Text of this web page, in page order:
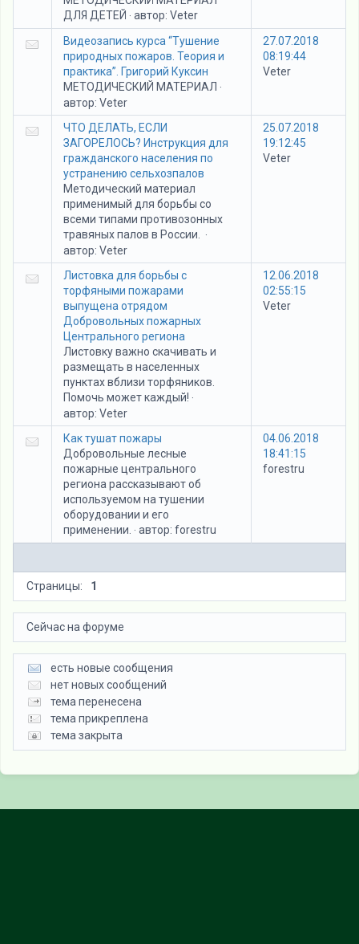
ДЛЯ ДЕТЕЙ · автор: Veter
Видеозапись курса “Тушение
природных пожаров. Теория и
практика”. Григорий Куксин
МЕТОДИЧЕСКИЙ МАТЕРИАЛ ·
автор: Veter
27.07.2018
08:19:44
Veter
ЧТО ДЕЛАТЬ, ЕСЛИ
ЗАГОРЕЛОСЬ? Инструкция для
гражданского населения по
устранению сельхозпалов
Методический материал
применимый для борьбы со
всеми типами противозонных
травяных палов в России.
·
автор: Veter
25.07.2018
19:12:45
Veter
Листовка для борьбы с
торфяными пожарами
выпущена отрядом
Добровольных пожарных
Центрального региона
Листовку важно скачивать и
размещать в населенных
пунктах вблизи торфяников.
Помочь может каждый! ·
автор: Veter
12.06.2018
02:55:15
Veter
Как тушат пожары
Добровольные лесные
пожарные центрального
региона рассказывают об
используемом на тушении
оборудовании и его
применении. · автор: forestru
04.06.2018
18:41:15
forestru
Страницы: 1
Сейчас на форуме
есть новые сообщения
нет новых сообщений
тема перенесена
тема прикреплена
тема закрыта